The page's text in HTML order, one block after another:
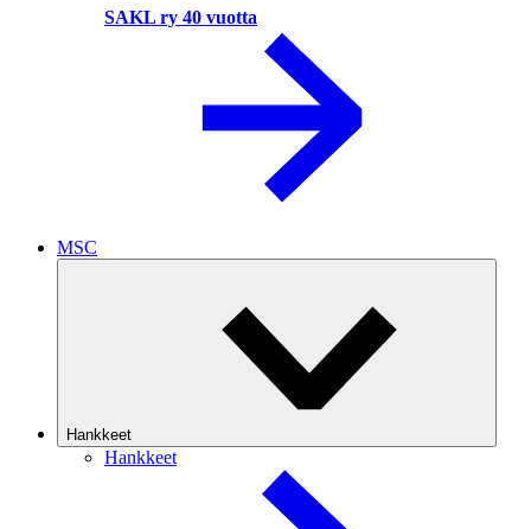
SAKL ry 40 vuotta
MSC
Hankkeet
Hankkeet